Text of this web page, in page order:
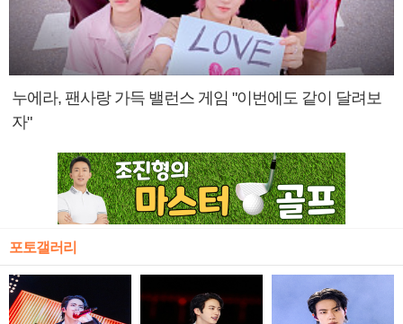
누에라, 팬사랑 가득 밸런스 게임 "이번에도 같이 달려보
자"
포토갤러리